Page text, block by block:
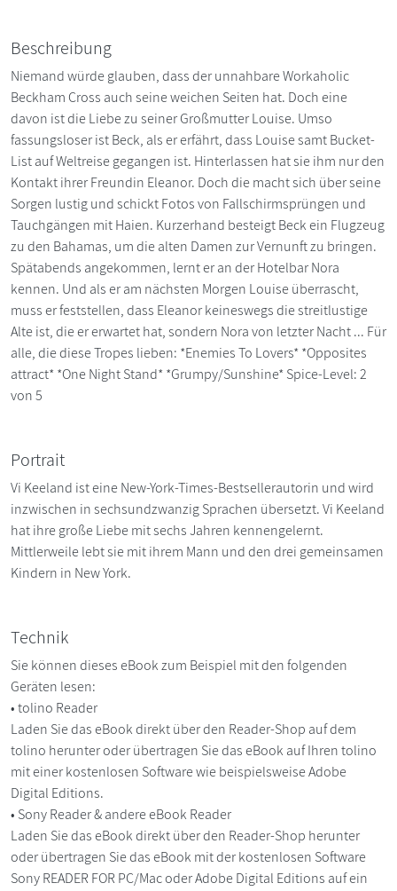
Beschreibung
Niemand würde glauben, dass der unnahbare Workaholic
Beckham Cross auch seine weichen Seiten hat. Doch eine
davon ist die Liebe zu seiner Großmutter Louise. Umso
fassungsloser ist Beck, als er erfährt, dass Louise samt Bucket-
List auf Weltreise gegangen ist. Hinterlassen hat sie ihm nur den
Kontakt ihrer Freundin Eleanor. Doch die macht sich über seine
Sorgen lustig und schickt Fotos von Fallschirmsprüngen und
Tauchgängen mit Haien. Kurzerhand besteigt Beck ein Flugzeug
zu den Bahamas, um die alten Damen zur Vernunft zu bringen.
Spätabends angekommen, lernt er an der Hotelbar Nora
kennen. Und als er am nächsten Morgen Louise überrascht,
muss er feststellen, dass Eleanor keineswegs die streitlustige
Alte ist, die er erwartet hat, sondern Nora von letzter Nacht ... Für
alle, die diese Tropes lieben: *Enemies To Lovers* *Opposites
attract* *One Night Stand* *Grumpy/Sunshine* Spice-Level: 2
von 5
Portrait
Vi Keeland ist eine New-York-Times-Bestsellerautorin und wird
inzwischen in sechsundzwanzig Sprachen übersetzt. Vi Keeland
hat ihre große Liebe mit sechs Jahren kennengelernt.
Mittlerweile lebt sie mit ihrem Mann und den drei gemeinsamen
Kindern in New York.
Technik
Sie können dieses eBook zum Beispiel mit den folgenden
Geräten lesen:
• tolino Reader
Laden Sie das eBook direkt über den Reader-Shop auf dem
tolino herunter oder übertragen Sie das eBook auf Ihren tolino
mit einer kostenlosen Software wie beispielsweise Adobe
Digital Editions.
• Sony Reader & andere eBook Reader
Laden Sie das eBook direkt über den Reader-Shop herunter
oder übertragen Sie das eBook mit der kostenlosen Software
Sony READER FOR PC/Mac oder Adobe Digital Editions auf ein